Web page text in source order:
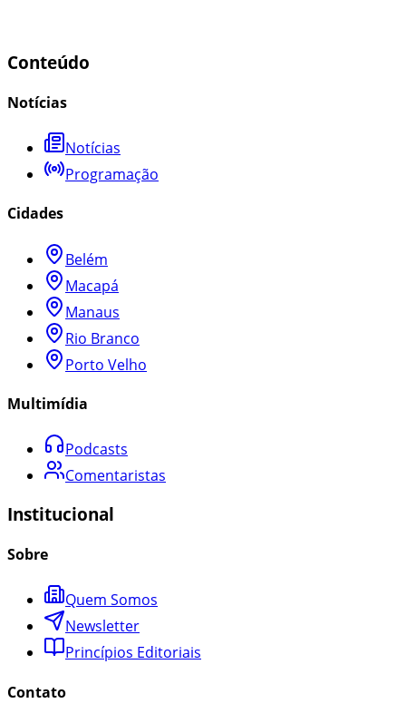
Conteúdo
Notícias
Notícias
Programação
Cidades
Belém
Macapá
Manaus
Rio Branco
Porto Velho
Multimídia
Podcasts
Comentaristas
Institucional
Sobre
Quem Somos
Newsletter
Princípios Editoriais
Contato